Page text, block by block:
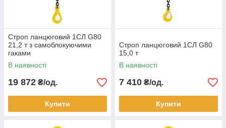
Строп ланцюговий 1СЛ G80
21,2 т з самоблокуючими
гаками
В наявності
19 872 ₴/од.
Купити
Строп ланцюговий 1СЛ G80
15,0 т
В наявності
7 410 ₴/од.
Купити